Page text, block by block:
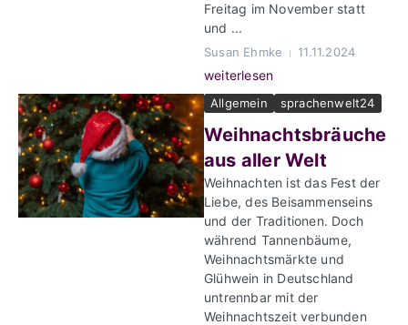
Freitag im November statt
und ...
Susan Ehmke 11.11.2024
weiterlesen
Allgemein sprachenwelt24
Weihnachtsbräuche
aus aller Welt
Weihnachten ist das Fest der
Liebe, des Beisammenseins
und der Traditionen. Doch
während Tannenbäume,
Weihnachtsmärkte und
Glühwein in Deutschland
untrennbar mit der
Weihnachtszeit verbunden